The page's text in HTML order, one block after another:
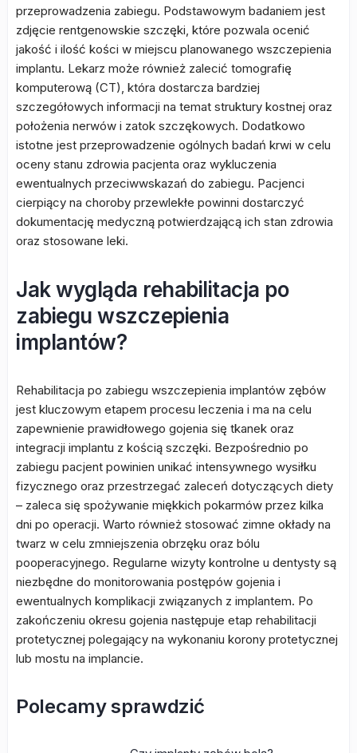
przeprowadzenia zabiegu. Podstawowym badaniem jest
zdjęcie rentgenowskie szczęki, które pozwala ocenić
jakość i ilość kości w miejscu planowanego wszczepienia
implantu. Lekarz może również zalecić tomografię
komputerową (CT), która dostarcza bardziej
szczegółowych informacji na temat struktury kostnej oraz
położenia nerwów i zatok szczękowych. Dodatkowo
istotne jest przeprowadzenie ogólnych badań krwi w celu
oceny stanu zdrowia pacjenta oraz wykluczenia
ewentualnych przeciwwskazań do zabiegu. Pacjenci
cierpiący na choroby przewlekłe powinni dostarczyć
dokumentację medyczną potwierdzającą ich stan zdrowia
oraz stosowane leki.
Jak wygląda rehabilitacja po
zabiegu wszczepienia
implantów?
Rehabilitacja po zabiegu wszczepienia implantów zębów
jest kluczowym etapem procesu leczenia i ma na celu
zapewnienie prawidłowego gojenia się tkanek oraz
integracji implantu z kością szczęki. Bezpośrednio po
zabiegu pacjent powinien unikać intensywnego wysiłku
fizycznego oraz przestrzegać zaleceń dotyczących diety
– zaleca się spożywanie miękkich pokarmów przez kilka
dni po operacji. Warto również stosować zimne okłady na
twarz w celu zmniejszenia obrzęku oraz bólu
pooperacyjnego. Regularne wizyty kontrolne u dentysty są
niezbędne do monitorowania postępów gojenia i
ewentualnych komplikacji związanych z implantem. Po
zakończeniu okresu gojenia następuje etap rehabilitacji
protetycznej polegający na wykonaniu korony protetycznej
lub mostu na implancie.
Polecamy sprawdzić